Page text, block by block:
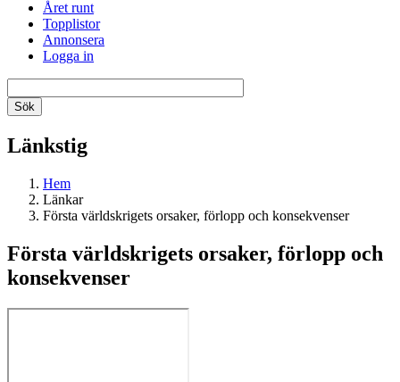
Året runt
Topplistor
Annonsera
Logga in
Länkstig
Hem
Länkar
Första världskrigets orsaker, förlopp och konsekvenser
Första världskrigets orsaker, förlopp och
konsekvenser